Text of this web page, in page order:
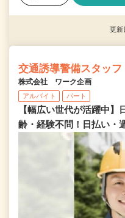
更新
交通誘導警備スタッフ
株式会社 ワーク企画
アルバイト パート
【幅広い世代が活躍中
齢・経験不問！日払い・